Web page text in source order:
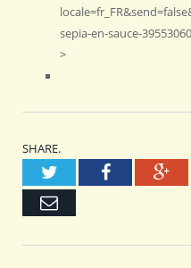
sepia-en-sauce-
>
SHARE.
TwitterFacebook
Email